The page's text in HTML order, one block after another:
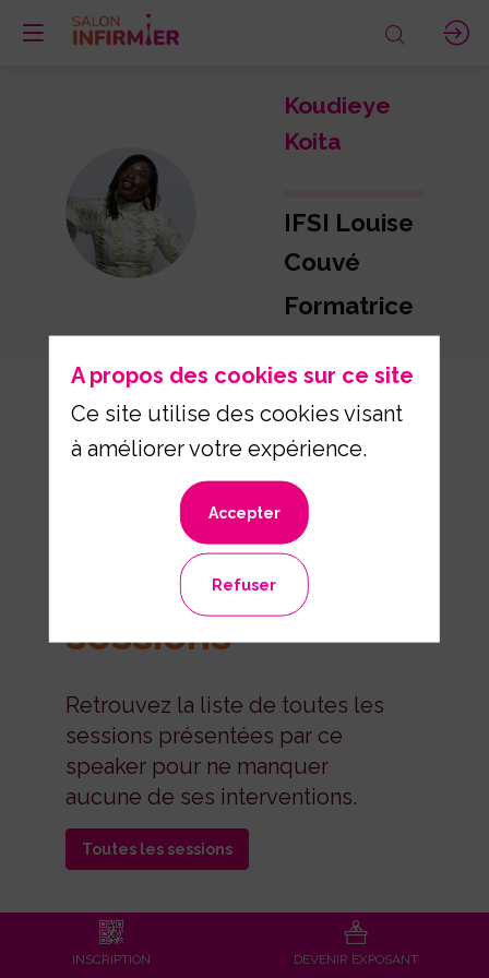
KK
Koudieye
Koita
IFSI Louise
Couvé
Formatrice
sessions
Retrouvez la liste de toutes les
sessions présentées par ce
speaker pour ne manquer
aucune de ses interventions.
Toutes les sessions
INSCRIPTION DEVENIR EXPOSANT
A propos des cookies sur ce site
Ce site utilise des cookies visant
à améliorer votre expérience.
Accepter
Refuser